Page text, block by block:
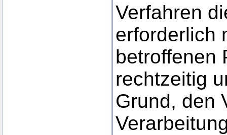
Verfahren
erforderlich
betroffenen
rechtzeitig
Grund, den